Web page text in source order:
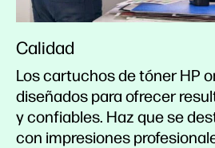
Calidad
Los cartuchos de tóner HP
diseñados para ofrecer
y confiables. Haz que se
con impresiones